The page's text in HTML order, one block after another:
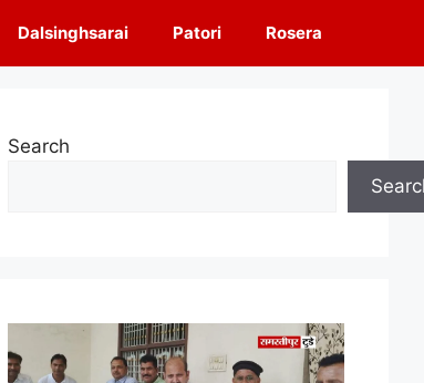
Dalsinghsarai Patori Rosera
Search